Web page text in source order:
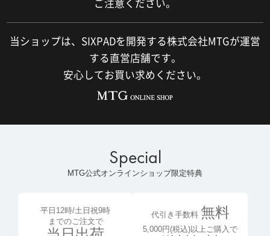
ご注意ください。
当ショップは、SIXPADを開発する株式会社MTGが運営
する直営店舗です。
安心してお買い求めください。
Special
MTG公式オンラインショップ限定特典
平日12時/土日祝9時
までのご注文で
代引き手数料 無料
5,000円(税込)以上ご購入で